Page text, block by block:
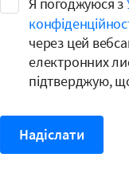
через цей
електронних
підтверджую,
Надіслати